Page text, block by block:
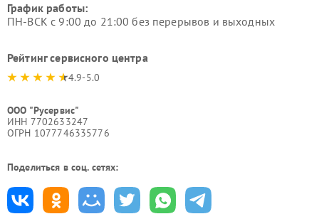
График работы:
ПН-ВСК с 9:00 до 21:00 без перерывов и выходных
Рейтинг сервисного центра
4.9-5.0
ООО "Русервис"
ИНН 7702633247
ОГРН 1077746335776
Поделиться в соц. сетях: